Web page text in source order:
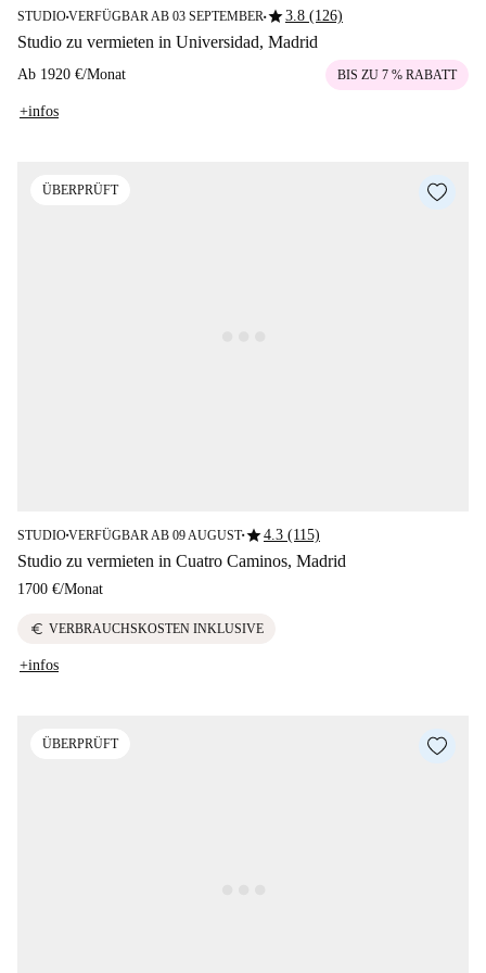
STUDIO■VERFÜGBAR AB 03 SEPTEMBER■star3.8 (126)
Studio zu vermieten in Universidad, Madrid
Ab 1920 €/Monat BIS ZU 7 % RABATT
+infos
ÜBERPRÜFT
STUDIO■VERFÜGBAR AB 09 AUGUST■star4.3 (115)
Studio zu vermieten in Cuatro Caminos, Madrid
1700 €/Monat
euro VERBRAUCHSKOSTEN INKLUSIVE
+infos
ÜBERPRÜFT